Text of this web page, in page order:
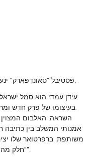
פסטיבל "סאונדפארק" ינעל בערב של נשמה ויצירה ישראלית במיטבה.
עידן עמדי הוא סמל
בעיצומו של פרק חדש
השראה. האלבום
אמנותי המשלב בין כתיבה
משותפת. ברפרטואר שלו
"חלק מהזמן", "לתת לחיים לרקוד" ו"כאב של לוחמים".